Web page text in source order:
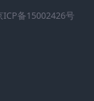
ICP备15002426号